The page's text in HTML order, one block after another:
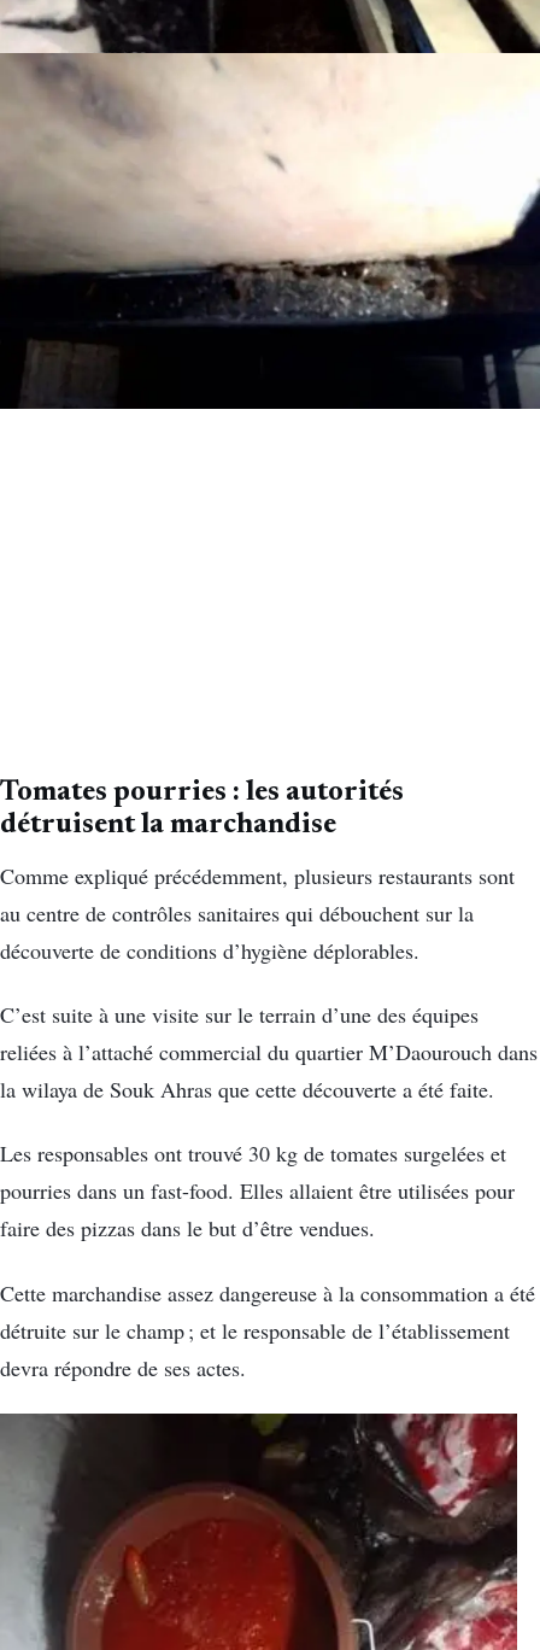
Tomates pourries : les autorités
détruisent la marchandise
Comme expliqué précédemment, plusieurs restaurants sont
au centre de contrôles sanitaires qui débouchent sur la
découverte de conditions d’hygiène déplorables.
C’est suite à une visite sur le terrain d’une des équipes
reliées à l’attaché commercial du quartier M’Daourouch dans
la wilaya de Souk Ahras que cette découverte a été faite.
Les responsables ont trouvé 30 kg de tomates surgelées et
pourries dans un fast-food. Elles allaient être utilisées pour
faire des pizzas dans le but d’être vendues.
Cette marchandise assez dangereuse à la consommation a été
détruite sur le champ ; et le responsable de l’établissement
devra répondre de ses actes.